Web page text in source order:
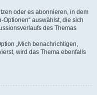
oder es abonnieren, in dem
auswählst, die sich
des Themas
„Mich benachrichtigen,
wird das Thema ebenfalls